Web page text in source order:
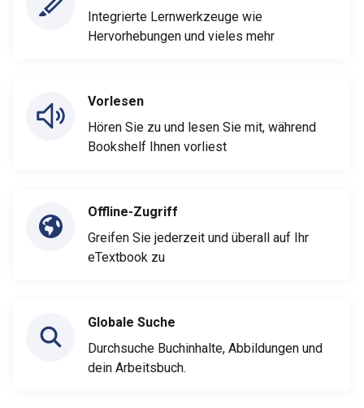
Integrierte Lernwerkzeuge wie
Hervorhebungen und vieles mehr
Vorlesen
Hören Sie zu und lesen Sie mit, während
Bookshelf Ihnen vorliest
Offline-Zugriff
Greifen Sie jederzeit und überall auf Ihr
eTextbook zu
Globale Suche
Durchsuche Buchinhalte, Abbildungen und
dein Arbeitsbuch.